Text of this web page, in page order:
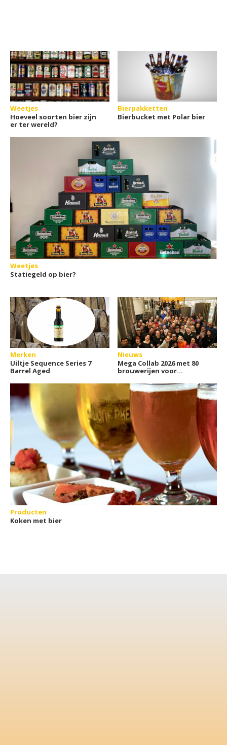
Weetjes
Hoeveel soorten bier zijn
er ter wereld?
Bierpakketten
Bierbucket met Polar bier
Weetjes
Statiegeld op bier?
Merken
Uiltje Sequence Series 7
Barrel Aged
Nieuws
Mega Collab 2026 met 80
brouwerijen voor
Producten
Koken met bier